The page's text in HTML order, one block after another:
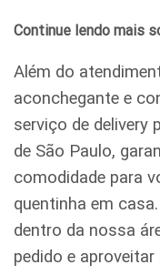
Continue lendo mais
Além do
aconchegante e
serviço de delivery
de São Paulo,
comodidade para
quentinha em
dentro da nossa
pedido e